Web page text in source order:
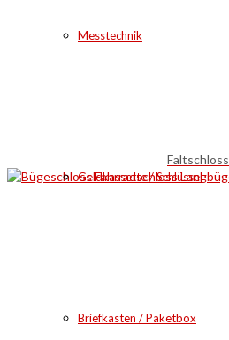
Messtechnik
Geldkassette / Schlüssel
Briefkasten / Paketbox
Faltschloss